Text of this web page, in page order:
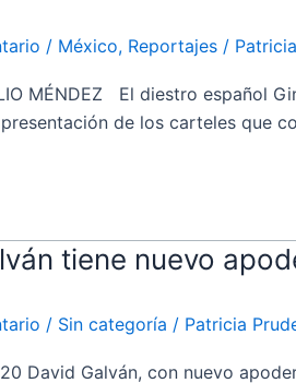
/ México, Reportajes /
MÉNDEZ El diestro español
de los carteles que
tiene nuevo
/ Sin categoría / Patricia
David Galván, con nuevo